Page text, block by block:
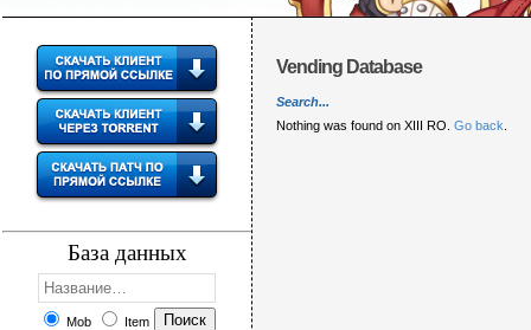
База данных
Mob Item
Vending Database
Search...
Nothing was found on XIII RO. Go back